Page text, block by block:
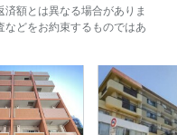
額とは異なる場合がありま
どをお約束するものではあ